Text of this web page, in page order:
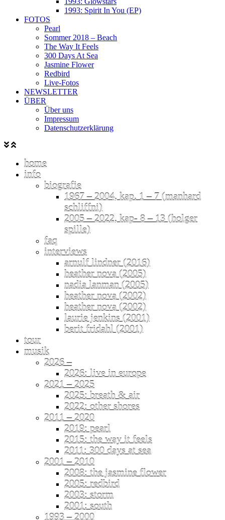
1993: Spirit In You (EP)
FOTOS
Pearl
Sommer 2018 – Beach
The Way It Feels
300 Days At Sea
Jasmine Flower
Redbird
Live-Fotos
NEWSLETTER
ÜBER
Über uns
Impressum
Datenschutzerklärung
home
info
biografie
1967 – 2004, kap. 1 – 7 (manhard
schliffni)
2005 – 2022, kap- 8 – 13 (holger
spille)
faq
interviews
arnulf lindner (2016)
heather nova (2005)
nadia lanman (2005)
heather nova (2002)
heather nova (2002)
laurie jenkins (2001)
berit fridahl (2001)
tour
musik
2026 –
2026: live in europe
2021 – 2025
2025: breath & air
2022: other shores
2011 – 2020
2019: pearl
2015: the way it feels
2011: 300 days at sea
2001 – 2010
2008: the jasmine flower
2005: redbird
2003: storm
2001: south
1993 – 2000